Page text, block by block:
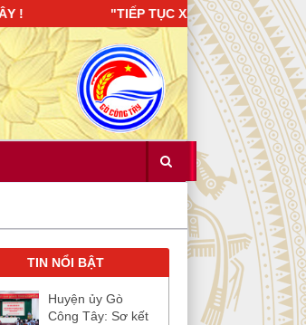
TỤC XÂY DỰNG ĐẢNG BỘ TRONG
TIN NỔI BẬT
Huyện ủy Gò
Công Tây: Sơ kết